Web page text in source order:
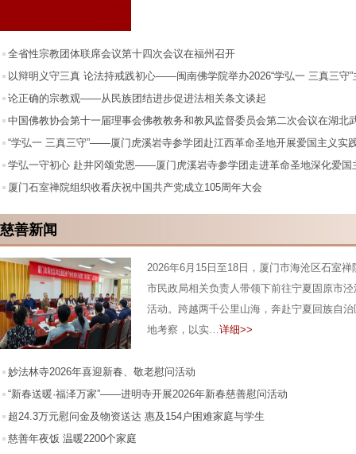
全省性宗教团体联席会议第十四次会议在福州召开
以辩明义守三真 论法持戒践初心——闽南佛学院举办2026“学弘一 三真三守”
辩赛
论正确的宗教观——从民族团结进步促进法相关条文谈起
中国佛教协会第十一届理事会佛教教务和教风监督委员会第二次会议在湖北
“学弘一 三真三守”——厦门虎溪岩寺参学团赴江西革命圣地开展爱国主义实
动
学弘一守初心 赴井冈颂党恩——厦门虎溪岩寺参学团走进革命圣地深化爱国
厦门石室禅院组织收看庆祝中国共产党成立105周年大会
慈善新闻
2026年6月15日至18日，厦门市海沧区石室
市民政局相关负责人带领下前往宁夏固原市
活动。跨越两千公里山海，奔赴宁夏回族自
地考察，以实…详细>>
妙法林寺2026年喜迎新春、敬老慰问活动
“新春送暖·福泽万家”——进明寺开展2026年新春慈善慰问活动
超24.3万元慰问金及物资送达 惠及154户困难家庭与学生
慈善年夜饭 温暖2200个家庭